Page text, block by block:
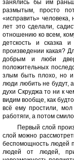
занялись бы им
размытым, просто
«исправить»
лет это сделали,
отношению ко всем,
детскость и сказка
произведении какая?
добрым и люби
положительных
злым быть плохо, но
люди любить не будут,
духи Скруджа то ни к
видим вообще, как
всё ему простили, мол
работяги, а потом
Первый слой
слой можно
беспомощность людей
людей от людей,